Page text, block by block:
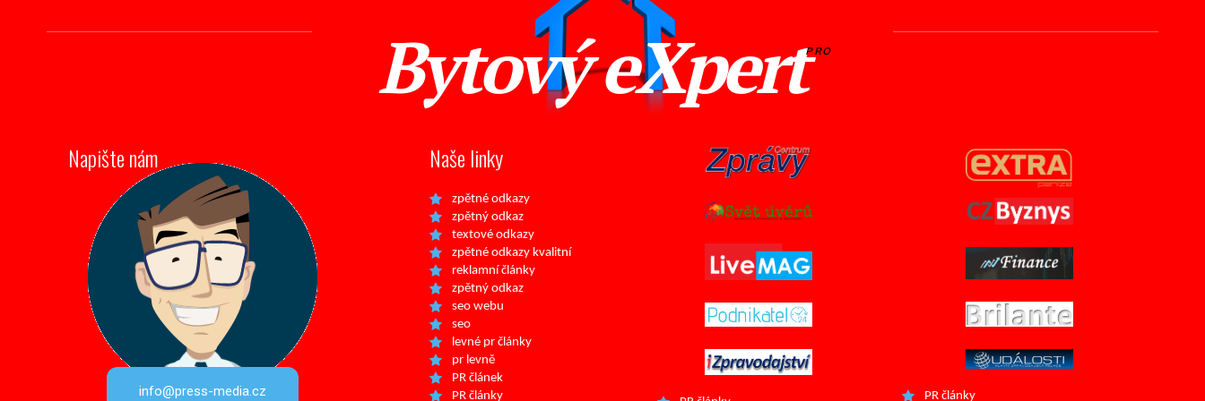
Bytový eXpertPRO
Napište nám
info@press-media.cz
Naše linky
zpětné odkazy
zpětný odkaz
textové odkazy
zpětné odkazy kvalitní
reklamní články
zpětný odkaz
seo webu
seo
levné pr články
pr levně
PR článek
PR články
PR články